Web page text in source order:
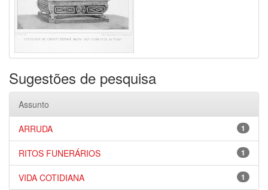
Sugestões de pesquisa
Assunto
1
ARRUDA
1
RITOS FUNERÁRIOS
1
VIDA COTIDIANA